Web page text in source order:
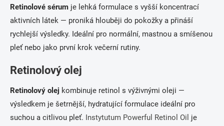
Retinolové sérum je lehká formulace s vyšší koncentrací
aktivních látek — proniká hlouběji do pokožky a přináší
rychlejší výsledky. Ideální pro normální, mastnou a smíšenou
pleť nebo jako první krok večerní rutiny.
Retinolový olej
Retinolový olej kombinuje retinol s výživnými oleji —
výsledkem je šetrnější, hydratující formulace ideální pro
suchou a citlivou pleť. Instytutum Powerful Retinol Oil je